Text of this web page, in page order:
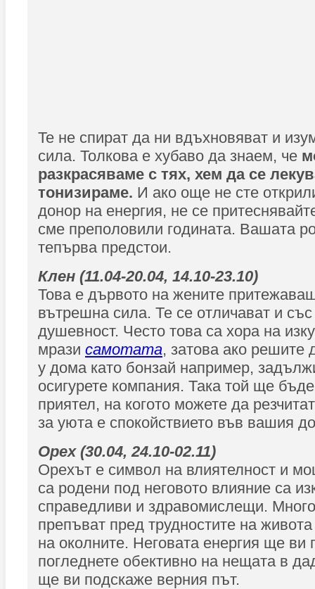
Te не спират да ни вдъхновяват и
сила. Толкова е хубаво да знаем, че
разкрасяваме с тях, хем да се
тонизираме. И ако още не сте
донор на енергия, не се
сме преполовили годината. Вашата
тепърва предстои.
Клен (11.04-20.04, 14.10-23.10)
Това е дървото на жените
вътрешна сила. Те се отличават и
душевност. Често това са хора на
мрази самотата, затова ако решите
у дома като бонзай например,
осигурете компания. Така той ще
приятел, на когото можете да
за уюта е спокойствието във вашия
Орех (30.04, 24.10-02.11)
Орехът е символ на влиятелност и
са родени под неговото влияние са
справедливи и здравомислещи.
препъват пред трудностите на
на околните. Неговата енергия ще ви
погледнете обективно на нещата в
ще ви подскаже верния път.